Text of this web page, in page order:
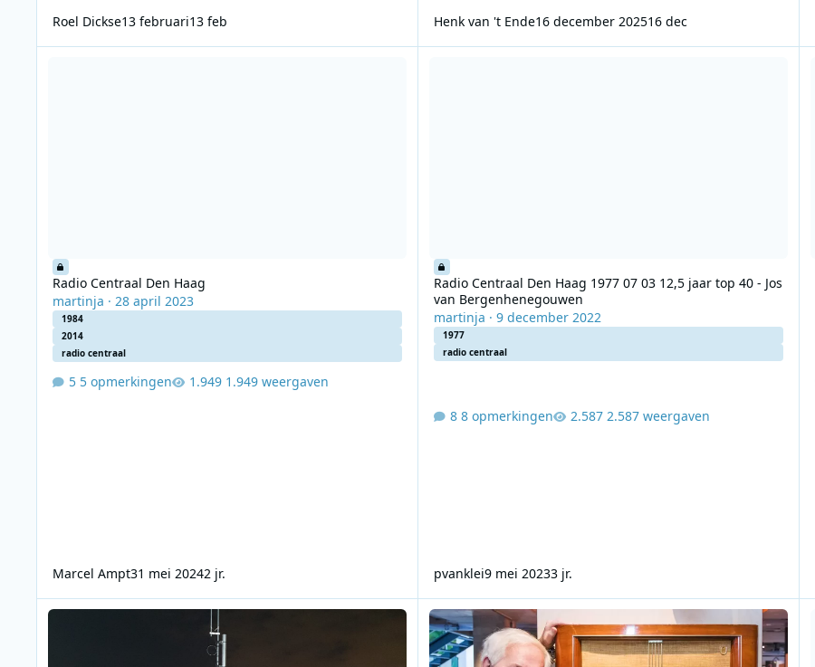
Roel Dickse13 februari13 feb Henk van 't Ende16 december 202516 dec
Radio Centraal Den Haag
martinja · 28 april 2023
1984
2014
radio centraal
5 opmerkingen 1.949 weergaven
Marcel Ampt31 mei 20242 jr.
Radio Centraal Den Haag 1977 07 03 12,5 jaar top 40 - Jos
van Bergenhenegouwen
martinja · 9 december 2022
1977
radio centraal
8 opmerkingen 2.587 weergaven
pvanklei9 mei 20233 jr.
Radio Centraal Den Haag 2
Radio Centraal Den Haag